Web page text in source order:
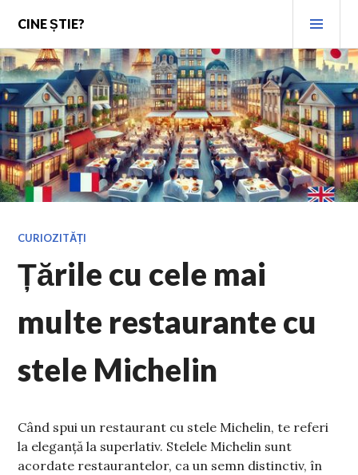
content
CINE ȘTIE?
CURIOZITĂȚI
Țările cu cele mai
multe restaurante cu
stele Michelin
Când spui un restaurant cu stele Michelin, te referi
la eleganță la superlativ. Stelele Michelin sunt
acordate restaurantelor, ca un semn distinctiv, în